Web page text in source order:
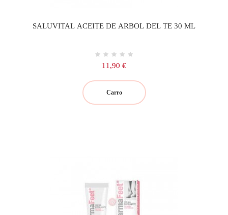
SALUVITAL ACEITE DE ARBOL DEL TE 30 ML
Precio
11,90 €
Carro